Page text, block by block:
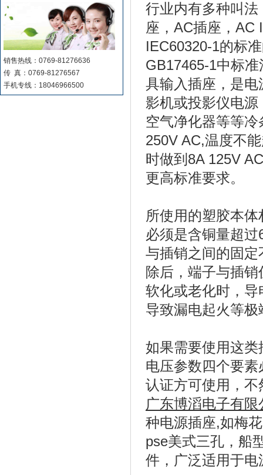
销售热线：0769-81276636
传 真：0769-81276567
手机专线：18046966500
行业内有多种叫法
座，AC插座，AC
IEC60320-1的标
GB17465-1中标
具输入插座，是
影机或投影仪电
空气净化器等等
250V AC,温度不
时做到8A 125V
更高标准要求。
所使用的塑胶本
必须是含铜量超
与插销之间的固
除后，端子与插
软化或老化时，
导致漏电起火等极
如果需要使用这
电压参数四个要
认证方可使用，
广东博滔电子有限
种电源插座,如梅
pse美式三孔 ，船
件，广泛适用于